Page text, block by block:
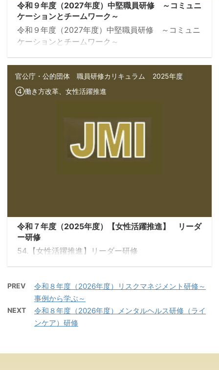
令和９年度（2027年度）中堅職員研修 ～コミュニ
ケーションとチームワーク～
令和９年度（2027年度）中堅職員研修 ～コミュニ
ケーションとチームワーク～
官公庁・公的団体 職員研修カリキュラム
2025年度
④働き方改革、女性活躍推進
令和７年度（2025年度）【女性活躍推進】 リーダ
ー研修
54.【女性活躍推進】リーダー研修
PREV
令和８年度（2026年度）リスクマネジメント研修～
事例から学ぶ～
NEXT
令和８年度（2026年度）メンタルヘルス研修（ライ
ンケア）研修